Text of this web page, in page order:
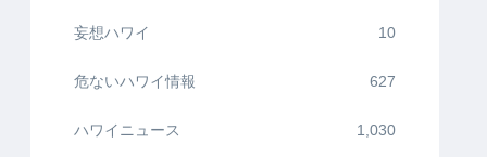
妄想ハワイ 10
危ないハワイ情報 627
ハワイニュース 1,030